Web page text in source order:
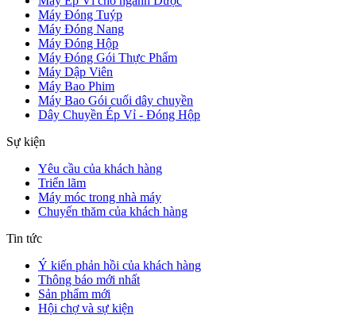
Máy Đóng Tuýp
Máy Đóng Nang
Máy Đóng Hộp
Máy Đóng Gói Thực Phẩm
Máy Dập Viên
Máy Bao Phim
Máy Bao Gói cuối dây chuyền
Dây Chuyền Ép Vỉ - Đóng Hộp
Sự kiện
Yêu cầu của khách hàng
Triển lãm
Máy móc trong nhà máy
Chuyến thăm của khách hàng
Tin tức
Ý kiến phản hồi của khách hàng
Thông báo mới nhất
Sản phẩm mới
Hội chợ và sự kiện